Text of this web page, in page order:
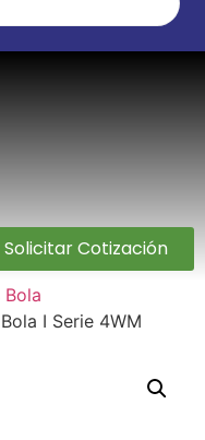
Solicitar Cotización
Bola
I Serie 4WM